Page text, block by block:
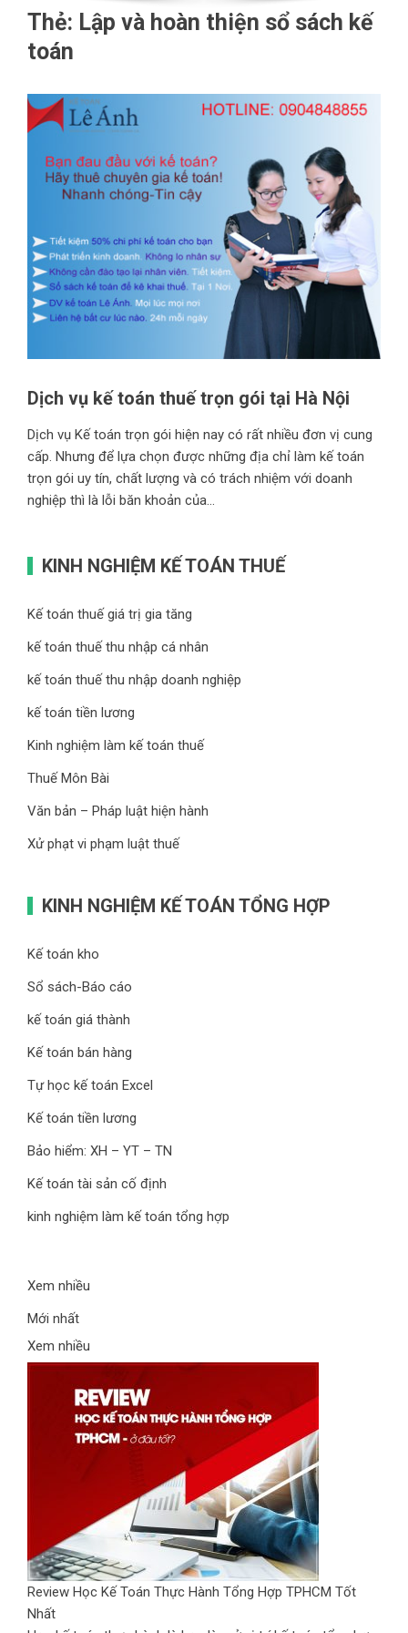
Thẻ: Lập và hoàn thiện sổ sách kế
toán
Dịch vụ kế toán thuế trọn gói tại Hà Nội
Dịch vụ Kế toán trọn gói hiện nay có rất nhiều đơn vị cung
cấp. Nhưng để lựa chọn được những địa chỉ làm kế toán
trọn gói uy tín, chất lượng và có trách nhiệm với doanh
nghiệp thì là lỗi băn khoản của...
KINH NGHIỆM KẾ TOÁN THUẾ
Kế toán thuế giá trị gia tăng
kế toán thuế thu nhập cá nhân
kế toán thuế thu nhập doanh nghiệp
kế toán tiền lương
Kinh nghiệm làm kế toán thuế
Thuế Môn Bài
Văn bản – Pháp luật hiện hành
Xử phạt vi phạm luật thuế
KINH NGHIỆM KẾ TOÁN TỔNG HỢP
Kế toán kho
Sổ sách-Báo cáo
kế toán giá thành
Kế toán bán hàng
Tự học kế toán Excel
Kế toán tiền lương
Bảo hiểm: XH – YT – TN
Kế toán tài sản cố định
kinh nghiệm làm kế toán tổng hợp
Xem nhiều
Mới nhất
Xem nhiều
Review Học Kế Toán Thực Hành Tổng Hợp TPHCM Tốt
Nhất